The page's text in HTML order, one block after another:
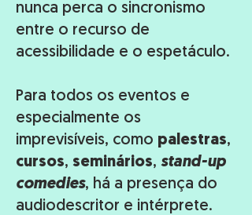
nunca perca o sincronismo
entre o recurso de
acessibilidade e o espetáculo.
Para todos os eventos e
especialmente os
imprevisíveis, como palestras,
cursos, seminários, stand-up
comedies, há a presença do
audiodescritor e intérprete.